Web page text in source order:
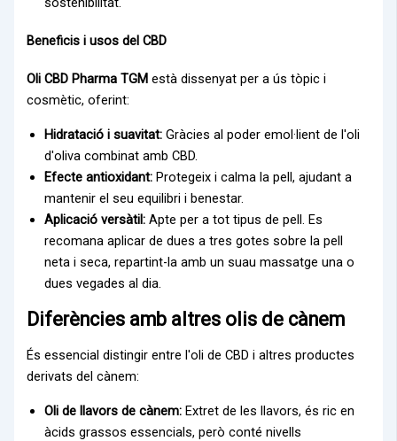
Beneficis i usos del CBD
Oli CBD Pharma TGM està dissenyat per a ús tòpic i
cosmètic, oferint:
Hidratació i suavitat: Gràcies al poder emol·lient de l'oli
d'oliva combinat amb CBD.
Efecte antioxidant: Protegeix i calma la pell, ajudant a
mantenir el seu equilibri i benestar.
Aplicació versàtil: Apte per a tot tipus de pell. Es
recomana aplicar de dues a tres gotes sobre la pell
neta i seca, repartint-la amb un suau massatge una o
dues vegades al dia.
Diferències amb altres olis de cànem
És essencial distingir entre l'oli de CBD i altres productes
derivats del cànem:
Oli de llavors de cànem: Extret de les llavors, és ric en
àcids grassos essencials, però conté nivells